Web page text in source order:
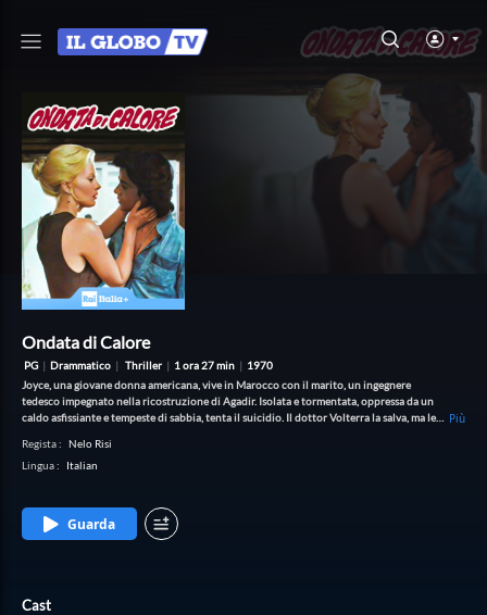
Ondata di Calore
PG | Drammatico | Thriller | 1 ora 27 min | 1970
Joyce, una giovane donna americana, vive in Marocco con il marito, un ingegnere
tedesco impegnato nella ricostruzione di Agadir. Isolata e tormentata, oppressa da un
caldo asfissiante e tempeste di sabbia, tenta il suicidio. Il dottor Volterra la salva, ma le
Più
Regista: Nelo Risi
Lingua: Italian
Guarda
Cast